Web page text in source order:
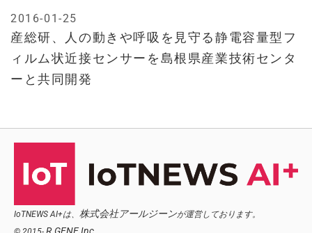
産総研、人の動きや呼吸を見守る静電容量型フ
ィルム状近接センサーを島根県産業技術センタ
ーと共同開発
2016-01-25
IoTNEWS AI+は、 株式会社アールジーンが運営しております。